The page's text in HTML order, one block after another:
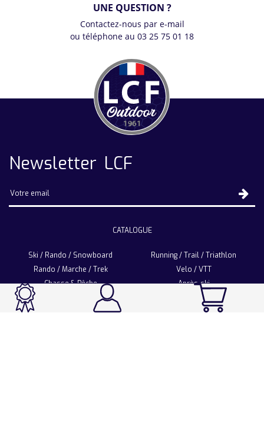
UNE QUESTION ?
Contactez-nous par e-mail
ou téléphone au 03 25 75 01 18
Newsletter LCF
CATALOGUE
Ski / Rando / Snowboard
Running / Trail / Triathlon
Rando / Marche / Trek
Velo / VTT
Chasse & Pêche
Après-ski
Sport Fashion